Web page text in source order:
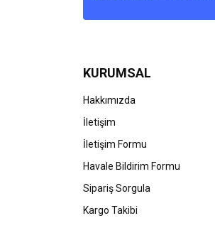
Bu ürüne benzer farklı
KURUMSAL
Hakkımızda
İletişim
İletişim Formu
Havale Bildirim Formu
Sipariş Sorgula
Kargo Takibi